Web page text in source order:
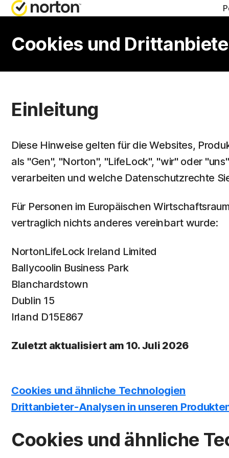
HILFE
Cookies und
Einleitung
Diese Hinweise gelten für die Websites,
als "Gen", "Norton", "LifeLock", "wir" oder
verarbeiten und welche Datenschutzrechte
Für Personen im Europäischen
vertraglich nichts anderes vereinbart wurde:
NortonLifeLock Ireland Limited
Ballycoolin Business Park
Blanchardstown
Dublin 15
Irland D15E867
Zuletzt aktualisiert am 10. Juli 2026
Cookies und ähnliche Technologien
Drittanbieter-Analysen in unseren
Cookies und ähnliche